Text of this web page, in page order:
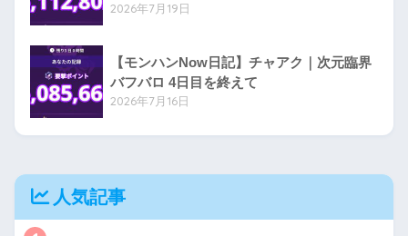
2026年7月19日
【モンハンNow日記】チャアク｜次元臨界
バフバロ 4日目を終えて
2026年7月16日
人気記事